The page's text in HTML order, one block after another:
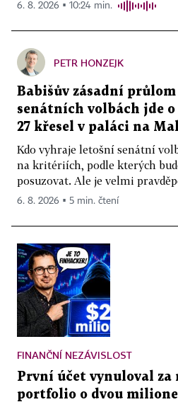
6. 8. 2026 ▪ 10:24 min.
PETR HONZEJK
Babišův zásadní
senátních volbách jde o
27 křesel v paláci na
Kdo vyhraje letošní senátní
na kritériích, podle kterých
posuzovat. Ale je velmi
6. 8. 2026 ▪ 5 min. čtení
FINANČNÍ NEZÁVISLOST
První účet vynuloval za
portfolio o dvou